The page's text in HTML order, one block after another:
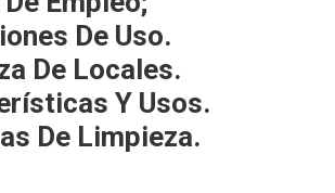
De Uso.
De Locales.
Y Usos.
De Limpieza.